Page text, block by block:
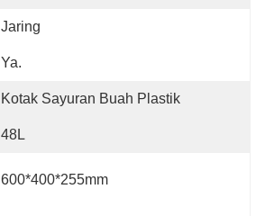
Jaring
Ya.
Kotak Sayuran Buah Plastik
48L
600*400*255mm